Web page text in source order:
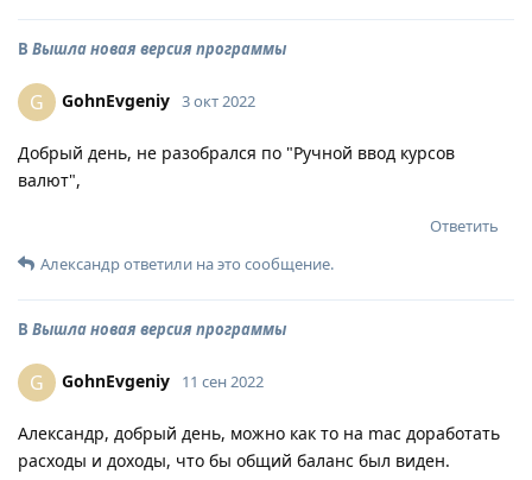
В Вышла новая версия программы
G GohnEvgeniy 3 окт 2022
Добрый день, не разобрался по "Ручной ввод курсов
валют",
Ответить
Александрответили на это сообщение.
В Вышла новая версия программы
G GohnEvgeniy 11 сен 2022
Александр, добрый день, можно как то на mac доработать
расходы и доходы, что бы общий баланс был виден.